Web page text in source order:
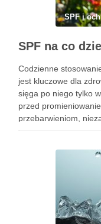
SPF i
Codzienne
jest kluczowe dla
sięga po niego tylko
przed
przebarwieniom,
aplikowanie filtrów